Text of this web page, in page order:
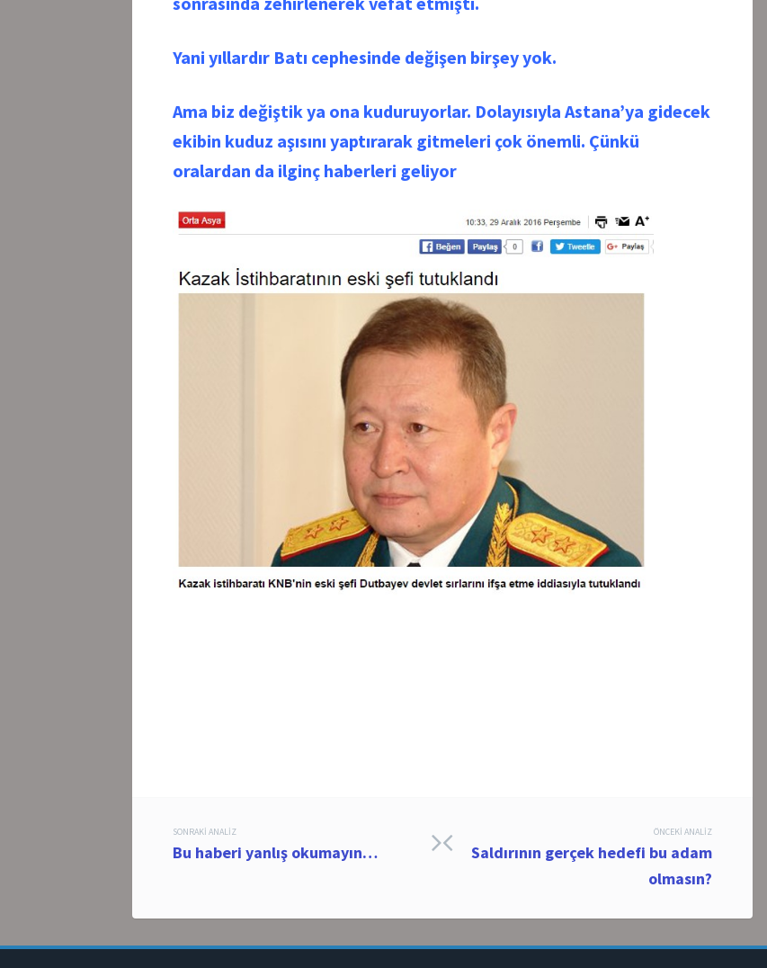
Yani yıllardır Batı cephesinde değişen birşey yok.
Ama biz değiştik ya ona kuduruyorlar. Dolayısıyla Astana’ya gidecek
ekibin kuduz aşısını yaptırarak gitmeleri çok önemli. Çünkü
oralardan da ilginç haberleri geliyor
Post
navigation
ÖNCEKI ANALIZ
Saldırının gerçek hedefi bu adam
olmasın?
SONRAKI ANALIZ
Bu haberi yanlış okumayın…